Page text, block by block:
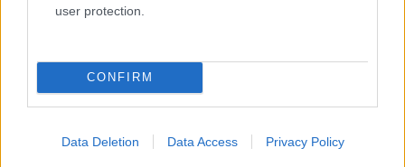
user protection.
CONFIRM
Data Deletion Data Access Privacy Policy
à vos sources préférées
Top 14